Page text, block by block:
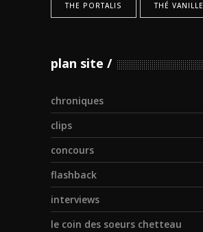
THE PORTALIS THÉ VANILLE
plan site
chroniques
clips
concours
flashback
interviews
le coin des soeurs chetteau